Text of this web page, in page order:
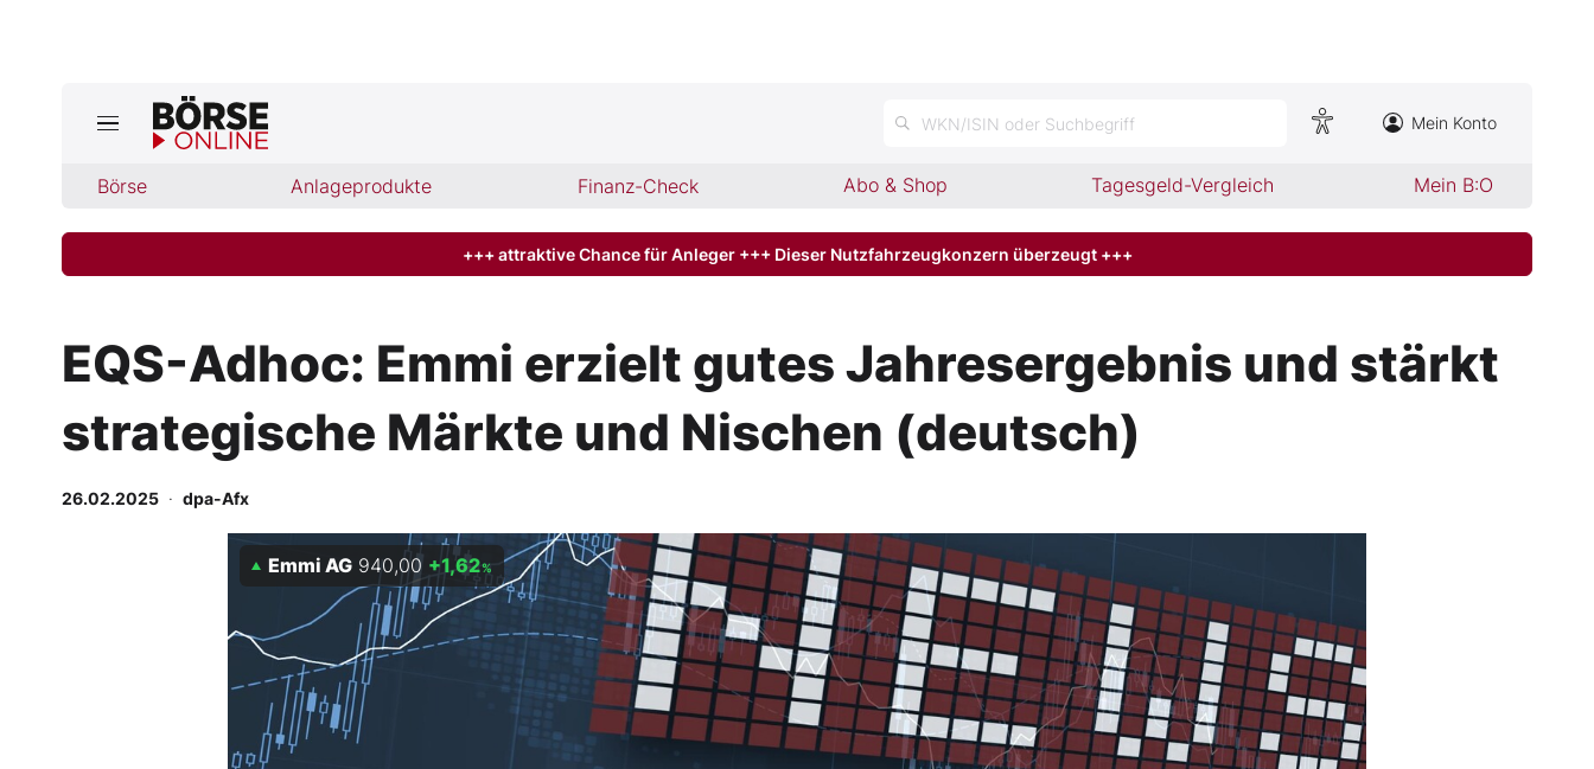
WKN/ISIN oder Suchbegriff Mein Konto
Börse Anlageprodukte Finanz-Check Abo & Shop Tagesgeld-Vergleich Mein B:O
Börse
Abo & Shop
BO-Musterdepots
Experten
Mein B:O
Mein Konto
Folgen Sie uns
+++ attraktive Chance für Anleger +++ Dieser Nutzfahrzeugkonzern überzeugt +++
EQS-Adhoc: Emmi erzielt gutes Jahresergebnis und stärkt
strategische Märkte und Nischen (deutsch)
26.02.2025 · dpa-Afx
Emmi AG 940,00 +1,62%